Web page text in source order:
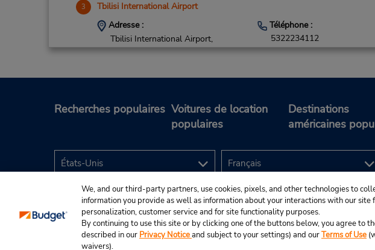
3 Tbilisi International Airport
Adresse :
Tbilisi International Airport,
Tbilisi, 00158, GE
Téléphone :
5322234112
Recherches populaires Voitures de location
populaires
Destinations
américaines
© Budget Rent A Car System, Inc., 2025.
We, and our third-party partners, use cookies, pixels, and other technologies to
information you provide as well as information about your interactions with our
personalization, customer service and for site functionality purposes.
By continuing to use this site or by clicking one of the buttons below, you agree to
described in our Privacy Noticeand subject to your settings) and ourTerms of Use
waivers).